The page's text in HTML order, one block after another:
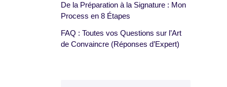
De la Préparation à la Signature : Mon
Process en 8 Étapes
FAQ : Toutes vos Questions sur l’Art
de Convaincre (Réponses d’Expert)